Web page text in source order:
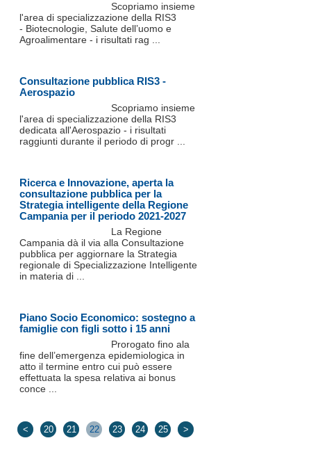
Scopriamo insieme
l'area di specializzazione della RIS3
- Biotecnologie, Salute dell’uomo e
Agroalimentare - i risultati rag ...
Consultazione pubblica RIS3 -
Aerospazio
Scopriamo insieme
l'area di specializzazione della RIS3
dedicata all'Aerospazio - i risultati
raggiunti durante il periodo di progr ...
Ricerca e Innovazione, aperta la
consultazione pubblica per la
Strategia intelligente della Regione
Campania per il periodo 2021-2027
La Regione
Campania dà il via alla Consultazione
pubblica per aggiornare la Strategia
regionale di Specializzazione Intelligente
in materia di ...
Piano Socio Economico: sostegno a
famiglie con figli sotto i 15 anni
Prorogato fino ala
fine dell’emergenza epidemiologica in
atto il termine entro cui può essere
effettuata la spesa relativa ai bonus
conce ...
< 20 21 22 23 24 25 >